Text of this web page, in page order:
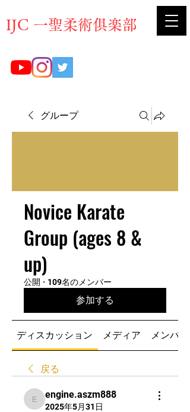
​IJC 一聖柔術俱楽部
グループ
Novice Karate
Group (ages 8 &
up)
公開 · 109名のメンバー
参加する
ディスカッション メディア メンバー
戻る
engine.aszm888
engine.aszm888
2025年5月31日